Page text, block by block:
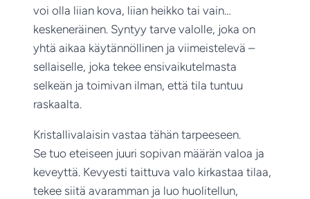
voi olla liian kova, liian heikko tai vain…
keskeneräinen. Syntyy tarve valolle, joka on
yhtä aikaa käytännöllinen ja viimeistelevä –
sellaiselle, joka tekee ensivaikutelmasta
selkeän ja toimivan ilman, että tila tuntuu
raskaalta.
Kristallivalaisin vastaa tähän tarpeeseen.
Se tuo eteiseen juuri sopivan määrän valoa ja
keveyttä. Kevyesti taittuva valo kirkastaa tilaa,
tekee siitä avaramman ja luo huolitellun,